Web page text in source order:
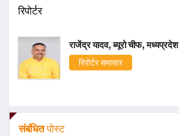
रिपोर्टर
राजेंद्र यादव, ब्यूरो चीफ, मध्यप्रदेश
रिपोर्टर समाचार
संबंधितपोस्ट